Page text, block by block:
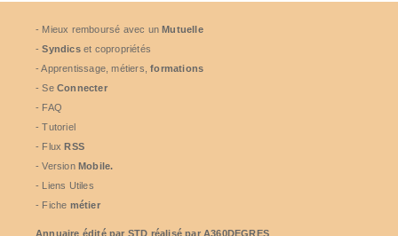
- Mieux remboursé avec unMutuelle
-Syndicset copropriétés
- Apprentissage, métiers,formations
- Se Connecter
- FAQ
- Tutoriel
- FluxRSS
- Version Mobile.
- Liens Utiles
- Fiche métier
Annuaire édité par STD réalisé par A360DEGRES